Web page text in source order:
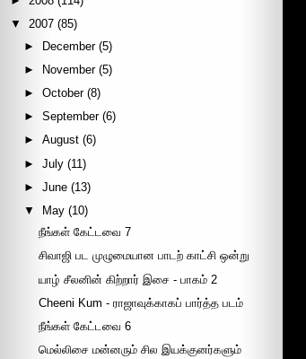
▼
2007 (85)
► December (5)
► November (5)
►October (8)
►September (6)
►August (6)
►July (11)
►June (13)
▼
May (10)
நீங்கள் கேட்டவை 7
சிவாஜி பட முழுமையான பாடற் காட்சி ஒன்று
யாழ் சீலனின் கிற்றார் இசை - பாகம் 2
Cheeni Kum - ராஜாவுக்காகப் பார்த்த படம்
நீங்கள் கேட்டவை 6
மெல்லிசை மன்னரும் சில இயக்குனர்களும்